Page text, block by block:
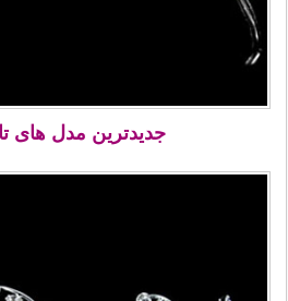
جدیدترین مدل های